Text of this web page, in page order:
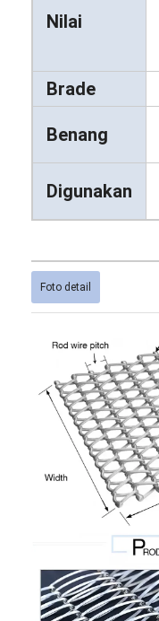
Nilai
Brade
Benang
Digunakan
Foto detail